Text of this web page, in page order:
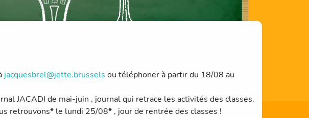
jacquesbrel@jette.brussels ou téléphoner à partir du 18/08 au
JACADI de mai-juin , journal qui retrace les activités des classes.
retrouvons* le lundi 25/08* , jour de rentrée des classes !